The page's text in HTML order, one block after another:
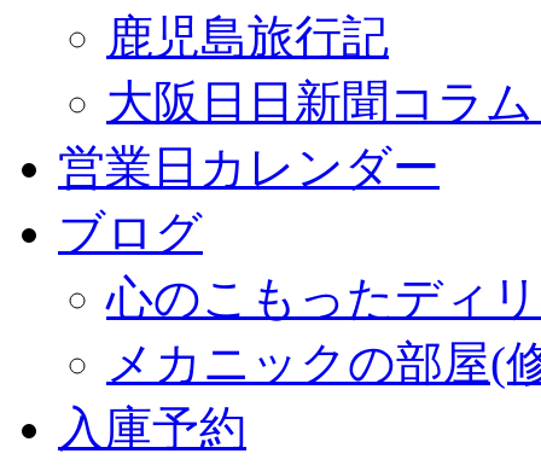
鹿児島旅行記
大阪日日新聞コラ
営業日カレンダー
ブログ
心のこもったディ
メカニックの部屋(
入庫予約